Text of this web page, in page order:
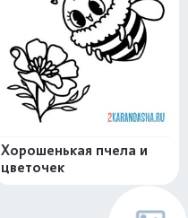
Хорошенькая пчела и
цветочек